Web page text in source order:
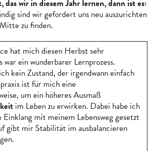
das wir in diesem Jahr lernen, dann ist es:
sind wir gefordert uns neu auszurichten
zu finden.
hat mich diesen Herbst sehr
war ein wunderbarer Lernprozess.
kein Zustand, der irgendwann einfach
ist für mich eine
um ein höheres Ausmaß
im Leben zu erwirken. Dabei habe ich
mit meinem Lebensweg gesetzt
gibt mir Stabilität im ausbalancieren